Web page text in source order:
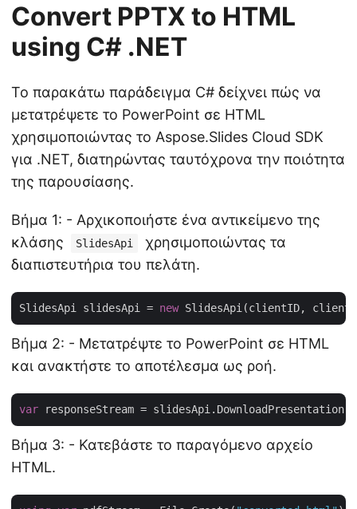
Convert PPTX to HTML
using C# .NET
Το παρακάτω παράδειγμα C# δείχνει πώς να
μετατρέψετε το PowerPoint σε HTML
χρησιμοποιώντας το Aspose.Slides Cloud SDK
για .NET, διατηρώντας ταυτόχρονα την ποιότητα
της παρουσίασης.
Βήμα 1: - Αρχικοποιήστε ένα αντικείμενο της
κλάσης
SlidesApi
χρησιμοποιώντας τα
διαπιστευτήρια του πελάτη.
SlidesApi slidesApi = new
Βήμα 2: - Μετατρέψτε το PowerPoint σε HTML
και ανακτήστε το αποτέλεσμα ως ροή.
var responseStream = slidesApi.DownloadPresentation(
Βήμα 3: - Κατεβάστε το παραγόμενο αρχείο
HTML.